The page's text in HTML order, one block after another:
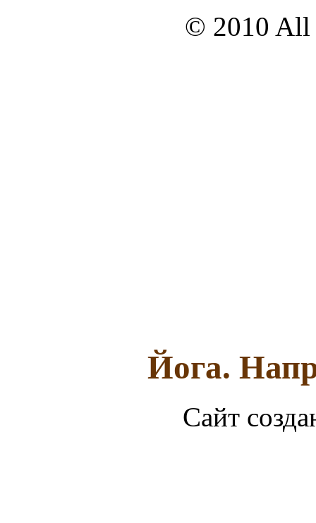
© 2010 All
Йога.
Сайт